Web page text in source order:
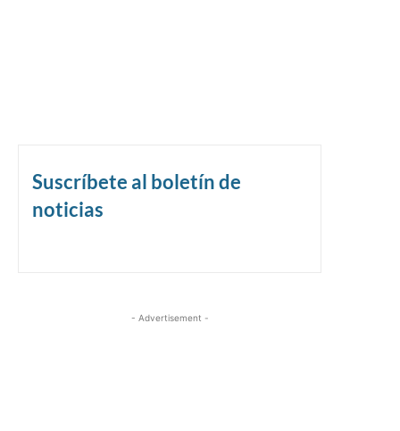
Suscríbete al boletín de
noticias
- Advertisement -